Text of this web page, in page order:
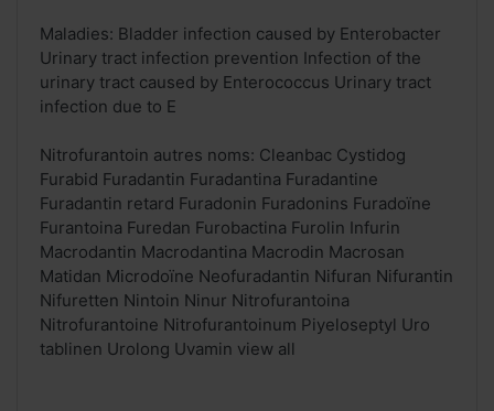
Maladies: Bladder infection caused by Enterobacter
Urinary tract infection prevention Infection of the
urinary tract caused by Enterococcus Urinary tract
infection due to E
Nitrofurantoin autres noms: Cleanbac Cystidog
Furabid Furadantin Furadantina Furadantine
Furadantin retard Furadonin Furadonins Furadoïne
Furantoina Furedan Furobactina Furolin Infurin
Macrodantin Macrodantina Macrodin Macrosan
Matidan Microdoïne Neofuradantin Nifuran Nifurantin
Nifuretten Nintoin Ninur Nitrofurantoina
Nitrofurantoine Nitrofurantoinum Piyeloseptyl Uro
tablinen Urolong Uvamin view all